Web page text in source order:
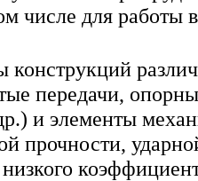
числе для работы
конструкций
передачи,
и элементы
прочности,